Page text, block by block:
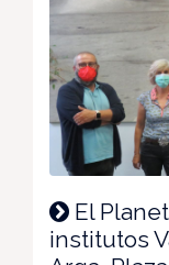
El
institutos